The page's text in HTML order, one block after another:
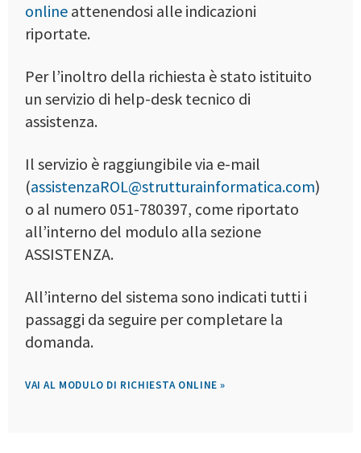
online attenendosi alle indicazioni
riportate.
Per l’inoltro della richiesta è stato istituito
un servizio di help-desk tecnico di
assistenza.
Il servizio è raggiungibile via e-mail
(assistenzaROL@strutturainformatica.com)
o al numero 051-780397, come riportato
all’interno del modulo alla sezione
ASSISTENZA.
All’interno del sistema sono indicati tutti i
passaggi da seguire per completare la
domanda.
VAI AL MODULO DI RICHIESTA ONLINE »